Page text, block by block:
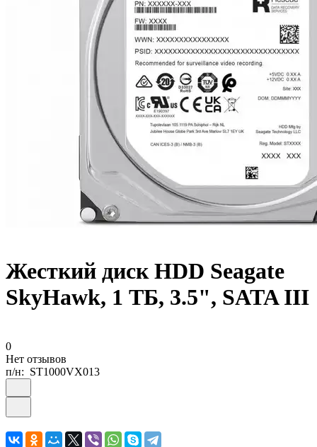
Жесткий диск HDD Seagate
SkyHawk, 1 ТБ, 3.5", SATA III
0
Нет отзывов
п/н: ST1000VX013